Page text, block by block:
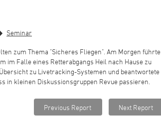
Seminar
zum Thema "Sicheres Fliegen". Am Morgen führte
im Falle eines Retterabgangs Heil nach Hause zu
zu Livetracking-Systemen und beantwortete
in kleinen Diskussionsgruppen Revue passieren.